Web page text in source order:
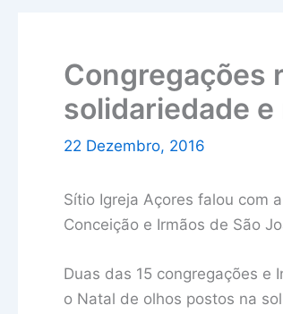
Congregações
solidariedade e
22 Dezembro, 2016
Sítio Igreja Açores falou com
Conceição e Irmãos de São
Duas das 15 congregações e
o Natal de olhos postos na